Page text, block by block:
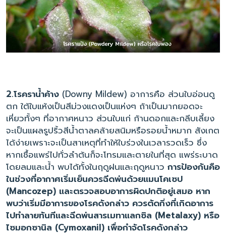
2.โรคราน้ำค้าง (Downy Mildew) อาการคือ ส่วนใบอ่อนดู
ตก ใต้ใบแห้งเป็นสีม่วงแดงเป็นแห่งๆ ถ้าเป็นมากยอดจะ
เหี่ยวทั้งๆ ที่อากาศหนาว ส่วนใบแก่ ก้านดอกและกลีบเลี้ยง
จะเป็นแผลรูปริ้วสีน้ำตาลคล้ายสนิมหรือรอยน้ำหมาก สังเกต
ได้ง่ายเพราะจะเป็นสาเหตุที่ทำให้ใบร่วงในเวลารวดเร็ว ซึ่ง
หากเชื้อแพร่ไปทั่วลำต้นก็จะโทรมและตายในที่สุด แพร่ระบาด
โดยลมและน้ำ พบได้ทั้งในฤดูฝนและฤดูหนาว การป้องกันคือ
ในช่วงที่อากาศเริ่มเย็นควรฉีดพ่นด้วยแมนโคเซป
(Mancozep) และตรวจสอบอาการผิดปกติอยู่เสมอ หาก
พบว่าเริ่มมีอาการของโรคดังกล่าว ควรตัดกิ่งที่เกิดอาการ
ไปทำลายทันทีและฉีดพ่นสารเมทาแลกซิล (Metalaxy) หรือ
ไซมอกซานิล (Cymoxanil) เพื่อกำจัดโรคดังกล่าว